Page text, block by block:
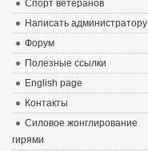
Спорт ветеранов
Написать администратору
Форум
Полезные ссылки
English page
Контакты
Силовое жонглирование
гирями